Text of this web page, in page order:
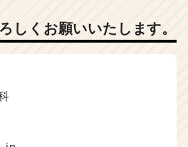
しくお願いいたします。